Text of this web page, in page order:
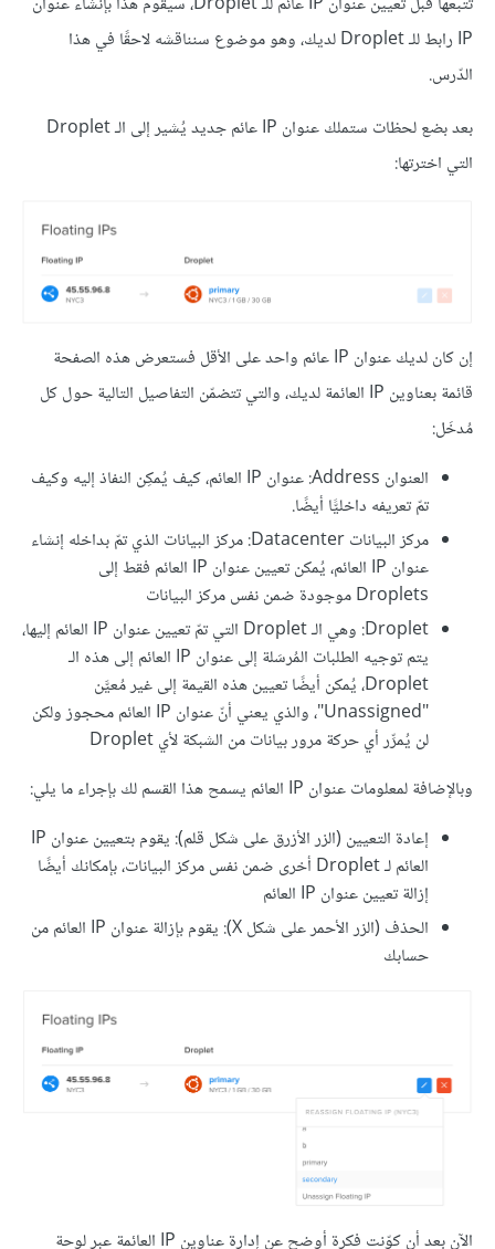
IP رابط للـ Droplet لديك، وهو موضوع سنناقشه لاحقًا في هذا
الدّرس.
بعد بضع لحظات ستملك عنوان IP عائم جديد يُشير إلى الـ Droplet
التي اخترتها:
إن كان لديك عنوان IP عائم واحد على الأقل فستعرض هذه الصفحة
قائمة بعناوين IP العائمة لديك، والتي تتضمّن التفاصيل التالية حول كل
مُدخَل:
العنوان Address: عنوان IP العائم، كيف يُمكِن النفاذ إليه وكيف
تمّ تعريفه داخليًّا أيضًا.
مركز البيانات Datacenter: مركز البيانات الذي تمّ بداخله إنشاء
عنوان IP العائم، يُمكن تعيين عنوان IP العائم فقط إلى
Droplets موجودة ضمن نفس مركز البيانات
Droplet: وهي الـ Droplet التي تمّ تعيين عنوان IP العائم إليها،
يتم توجيه الطلبات المُرسَلة إلى عنوان IP العائم إلى هذه الـ
Droplet، يُمكن أيضًا تعيين هذه القيمة إلى غير مُعيَّن
"Unassigned"، والذي يعني أنّ عنوان IP العائم محجوز ولكن
لن يُمرِّر أي حركة مرور بيانات من الشبكة لأي Droplet
وبالإضافة لمعلومات عنوان IP العائم يسمح هذا القسم لك بإجراء ما يلي:
إعادة التعيين (الزر الأزرق على شكل قلم): يقوم بتعيين عنوان IP
العائم لـ Droplet أخرى ضمن نفس مركز البيانات، بإمكانك أيضًا
إزالة تعيين عنوان IP العائم
الحذف (الزر الأحمر على شكل X): يقوم بإزالة عنوان IP العائم من
حسابك
الآن بعد أن كوّنت فكرة أوضح عن إدارة عناوين IP العائمة عبر لوحة